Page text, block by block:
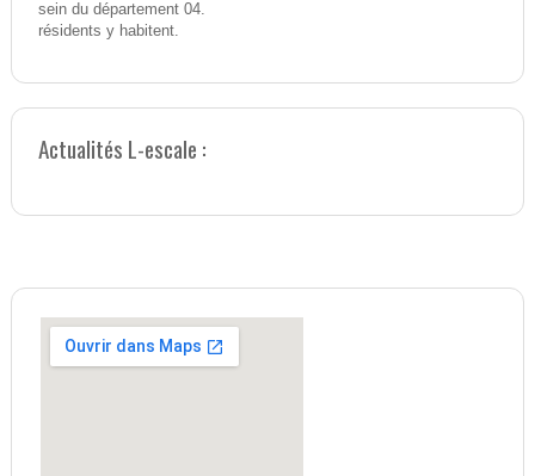
sein du département 04.
résidents y habitent.
Actualités L-escale :